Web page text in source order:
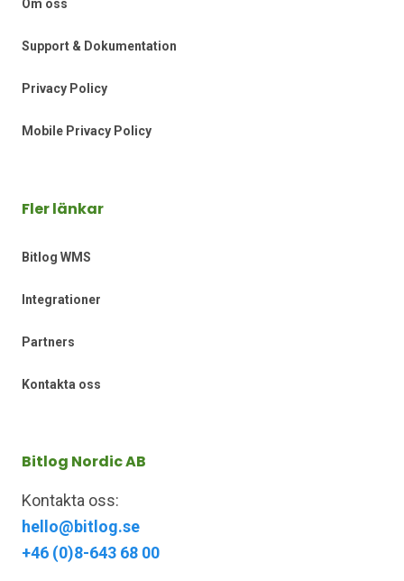
Om oss
Support & Dokumentation
Privacy Policy
Mobile Privacy Policy
Fler länkar
Bitlog WMS
Integrationer
Partners
Kontakta oss
Bitlog Nordic AB
Kontakta oss:
hello@bitlog.se
+46 (0)8-643 68 00